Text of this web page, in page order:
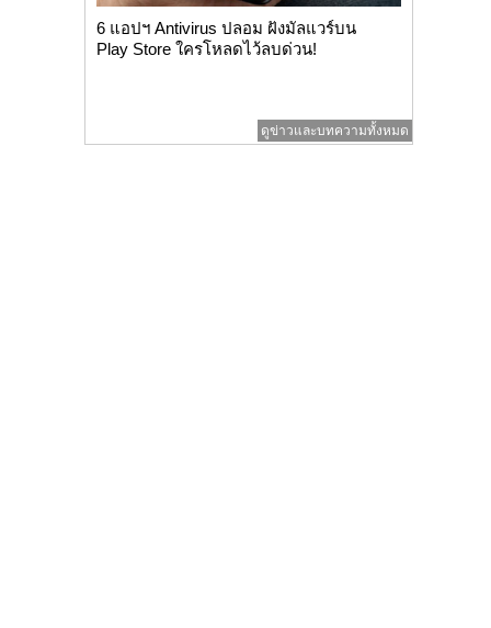
6 แอปฯ Antivirus ปลอม ฝังมัลแวร์บน
Play Store ใครโหลดไว้ลบด่วน!
ดูข่าวและบทความทั้งหมด